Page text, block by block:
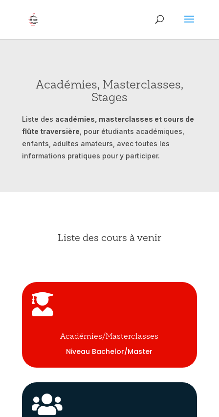
Académies, Masterclasses,
Stages
Liste des académies, masterclasses et cours de
flûte traversière , pour étudiants académiques,
enfants, adultes amateurs, avec toutes les
informations pratiques pour y participer.
Liste des cours à venir

Académies/Masterclasses
Niveau Bachelor/Master
